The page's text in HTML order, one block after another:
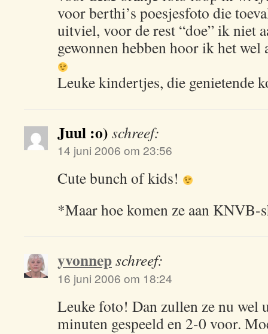
voor berthi’s poesjesfoto die
uitviel, voor de rest “doe” ik niet
gewonnen hebben hoor ik het wel
Leuke kindertjes, die genietende
Juul :o) schreef:
14 juni 2006 om 23:56
Cute bunch of kids!
*Maar hoe komen ze aan
yvonnepschreef:
16 juni 2006 om 18:24
Leuke foto! Dan zullen ze nu wel
minuten gespeeld en 2-0 voor.